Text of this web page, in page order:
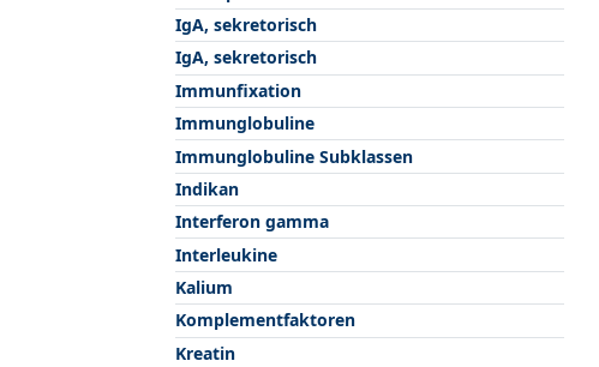
IgA, sekretorisch
IgA, sekretorisch
Immunfixation
Immunglobuline
Immunglobuline Subklassen
Indikan
Interferon gamma
Interleukine
Kalium
Komplementfaktoren
Kreatin